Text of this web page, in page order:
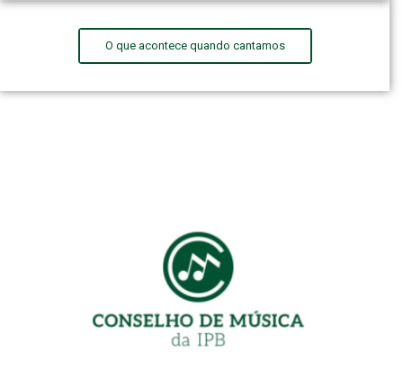
O que acontece quando cantamos